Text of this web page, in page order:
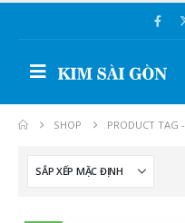
SHOP PRODUCT TAG -